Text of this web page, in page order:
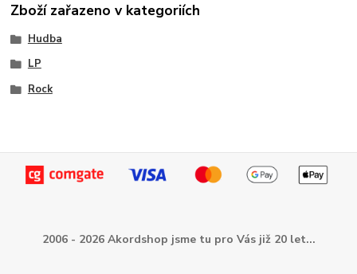
Zboží zařazeno v kategoriích
Hudba
LP
Rock
2006 - 2026 Akordshop jsme tu pro Vás již 20 let...